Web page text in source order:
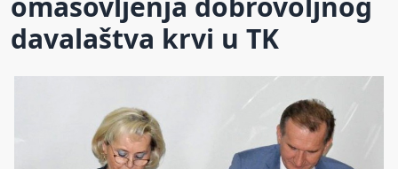
davalaštva krvi u TK